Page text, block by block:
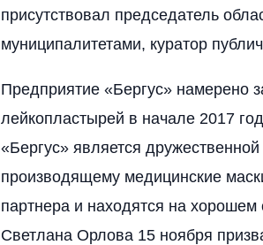
присутствовал председатель
муниципалитетами, куратор
Предприятие «Бергус» намерено
лейкопластырей в начале 2017
«Бергус» является
производящему медицинские
партнера и находятся на хорошем
Светлана Орлова 15 ноября